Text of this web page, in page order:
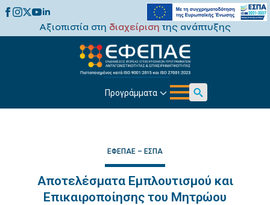
Αξιοπιστία στη διαχείριση της ανάπτυξης
Προγράμματα
Search
ΕΦΕΠΑΕ – ΕΣΠΑ
Αποτελέσματα Εμπλουτισμού και
Επικαιροποίησης του Μητρώου